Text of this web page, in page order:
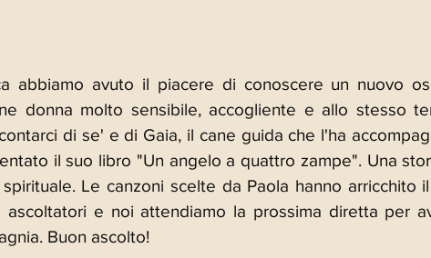
abbiamo avuto il piacere di conoscere un nuovo
donna molto sensibile, accogliente e allo stesso
di se' e di Gaia, il cane guida che l'ha
il suo libro "Un angelo a quattro zampe". Una
Le canzoni scelte da Paola hanno arricchito
ascoltatori e noi attendiamo la prossima diretta per
Buon ascolto!